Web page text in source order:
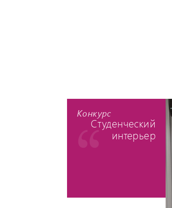
Конкурс
Студенческий
интерьер